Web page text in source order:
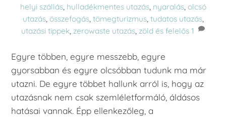
helyi szállás, hulladékmentes utazás, nyaralás, olcsó
utazás, összefogás, tömegturizmus, tudatos utazás,
utazási tippek zerowaste utazás zöld és felelős 1
Egyre többen, egyre messzebb, egyre
gyorsabban és egyre olcsóbban tudunk ma már
utazni. De egyre többet hallunk arról is, hogy az
utazásnak nem csak szemléletformáló, áldásos
hatásai vannak. Épp ellenkezőleg, a